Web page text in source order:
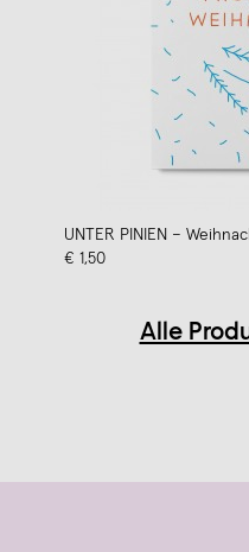
UNTER PINIEN –
€ 1,50
Alle